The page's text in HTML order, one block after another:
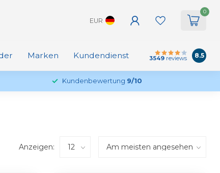
EUR
0
Marken Kundendienst 3549 reviews 8.5
Kundenbewertung 9/10
Anzeigen: